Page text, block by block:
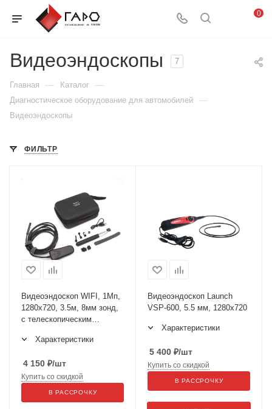
0
Видеоэндоскопы 7
Главная — Каталог —
Диагностическое оборудование для автомобилей —
Видеоэндоскопы
ФИЛЬТР
Видеоэндоскоп WIFI, 1Мп,
1280x720, 3.5м, 8мм зонд,
с телескопическим
V140Характеристики
4 150 ₽/шт
Купить со скидкой
В РАССРОЧКУ
Видеоэндоскоп Launch
VSP-600, 5.5 мм, 1280x720
Характеристики
5 400 ₽/шт
Купить со скидкой
В РАССРОЧКУ